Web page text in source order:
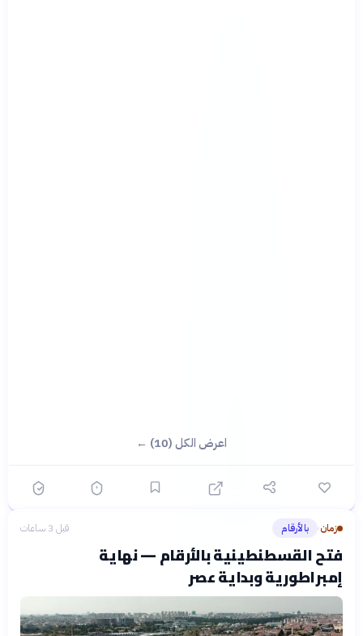
اعرض الكل (10) ←
زمان› بالأرقام قبل 3 ساعات
فتح القسطنطينية بالأرقام — نهاية
إمبراطورية وبداية عصر